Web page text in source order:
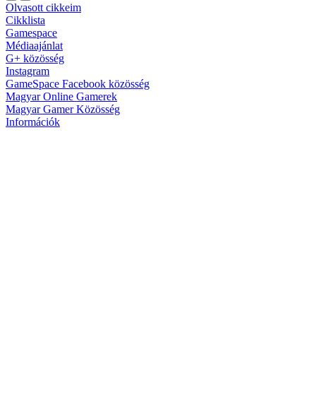
Olvasott cikkeim
Cikklista
Gamespace
Médiaajánlat
G+ közösség
Instagram
GameSpace Facebook közösség
Magyar Online Gamerek
Magyar Gamer Közösség
Információk